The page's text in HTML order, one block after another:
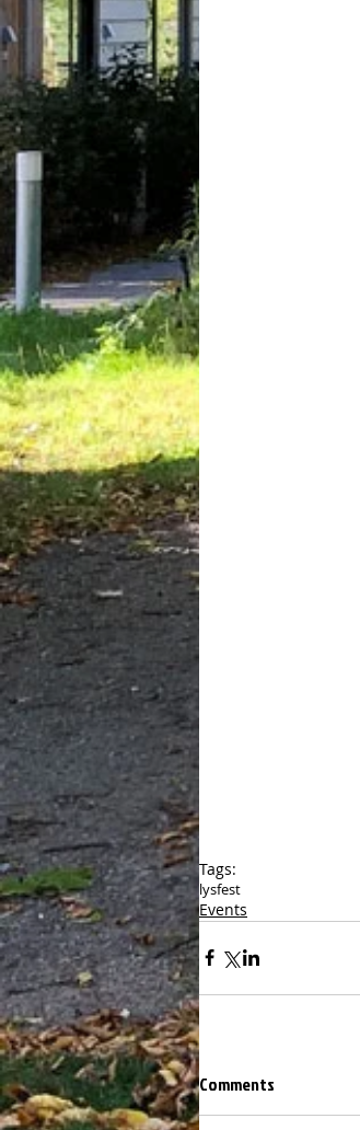
Tags:
lysfest
Events
Comments